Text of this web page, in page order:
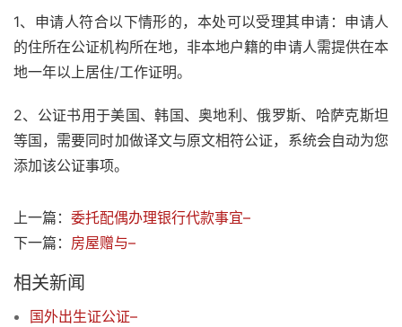
1、申请人符合以下情形的，本处可以受理其申请：申请人
的住所在公证机构所在地，非本地户籍的申请人需提供在本
地一年以上居住/工作证明。
2、公证书用于美国、韩国、奥地利、俄罗斯、哈萨克斯坦
等国，需要同时加做译文与原文相符公证，系统会自动为您
添加该公证事项。
上一篇： 委托配偶办理银行代款事宜–
下一篇： 房屋赠与–
相关新闻
国外出生证公证–